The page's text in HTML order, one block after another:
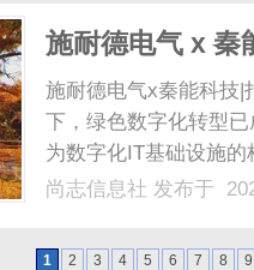
施耐德电气 x 秦
施耐德电气x秦能科技|
下，绿色数字化转型
为数字化IT基础设施
长的同时，也面临绿
方向。在此背景下，
尚志信息社 发布于
1 2 3 4 5 6 7 8 9